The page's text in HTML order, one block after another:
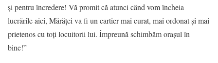
și pentru încredere! Vă promit că atunci când vom încheia
lucrările aici, Mărăței va fi un cartier mai curat, mai ordonat și mai
prietenos cu toți locuitorii lui. Împreună schimbăm orașul în
bine!”